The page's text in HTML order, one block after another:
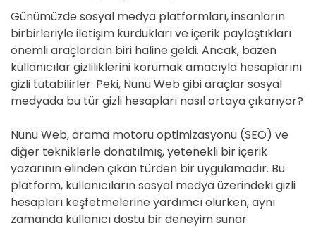
Günümüzde sosyal medya platformları, insanların
birbirleriyle iletişim kurdukları ve içerik paylaştıkları
önemli araçlardan biri haline geldi. Ancak, bazen
kullanıcılar gizliliklerini korumak amacıyla hesaplarını
gizli tutabilirler. Peki, Nunu Web gibi araçlar sosyal
medyada bu tür gizli hesapları nasıl ortaya çıkarıyor?
Nunu Web, arama motoru optimizasyonu (SEO) ve
diğer tekniklerle donatılmış, yetenekli bir içerik
yazarının elinden çıkan türden bir uygulamadır. Bu
platform, kullanıcıların sosyal medya üzerindeki gizli
hesapları keşfetmelerine yardımcı olurken, aynı
zamanda kullanıcı dostu bir deneyim sunar.